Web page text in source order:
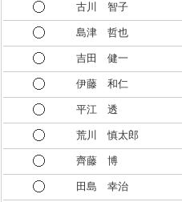
古川 智子
島津 哲也
吉田 健一
伊藤 和仁
平江 透
荒川 慎太郎
齊藤 博
田島 幸治